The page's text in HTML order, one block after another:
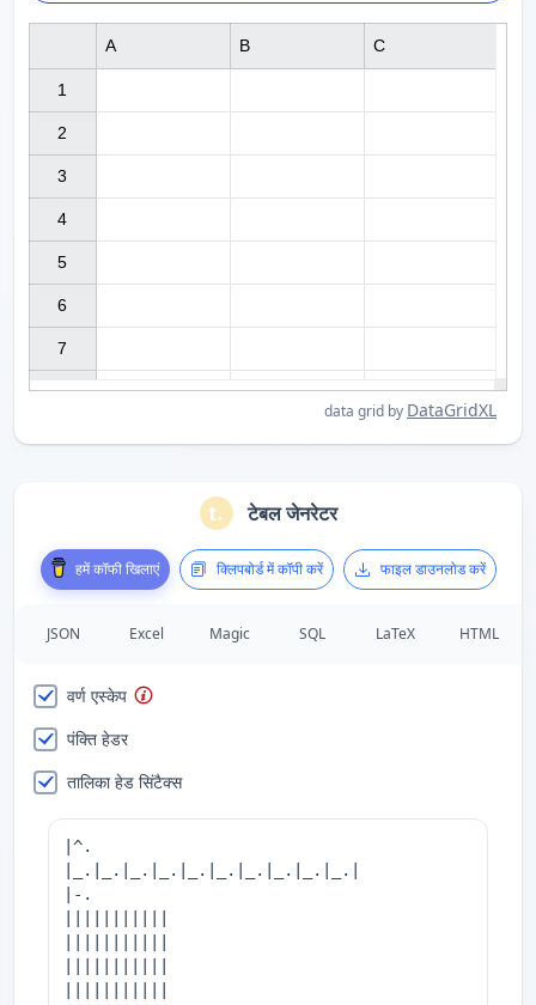
1
2
3
4
5
6
7
A B C
data grid by DataGridXL
टेबल जेनरेटर
हमें कॉफी खिलाएं क्लिपबोर्ड में कॉपी करें फाइल डाउनलोड करें
JSON Excel Magic SQL LaTeX HTML
वर्ण एस्केप
पंक्ति हेडर
तालिका हेड सिंटैक्स